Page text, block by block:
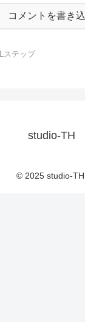
コメントを書き
Lステップ
studio-TH
© 2025 studio-TH.